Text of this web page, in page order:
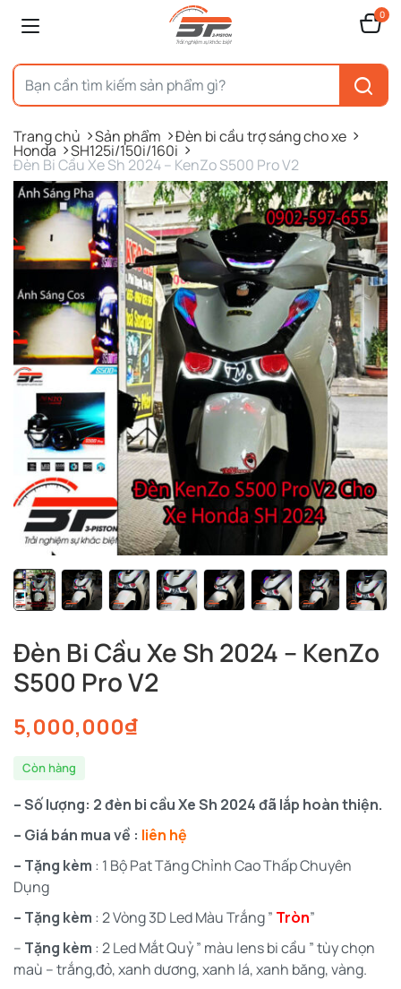
0
Trang chủ Sản phẩm Đèn bi cầu trợ sáng cho xe
Honda SH125i/150i/160i
Đèn Bi Cầu Xe Sh 2024 – KenZo S500 Pro V2
Đèn Bi Cầu Xe Sh 2024 – KenZo
S500 Pro V2
5,000,000₫
Còn hàng
– Số lượng: 2 đèn bi cầu Xe Sh 2024 đã lắp hoàn thiện.
– Giá bán mua về : liên hệ
– Tặng kèm : 1 Bộ Pat Tăng Chỉnh Cao Thấp Chuyên
Dụng
– Tặng kèm : 2 Vòng 3D Led Màu Trắng ” Tròn”
– Tặng kèm : 2 Led Mắt Quỷ ” màu lens bi cầu ” tùy chọn
maù – trắng,đỏ, xanh dương, xanh lá, xanh băng, vàng.